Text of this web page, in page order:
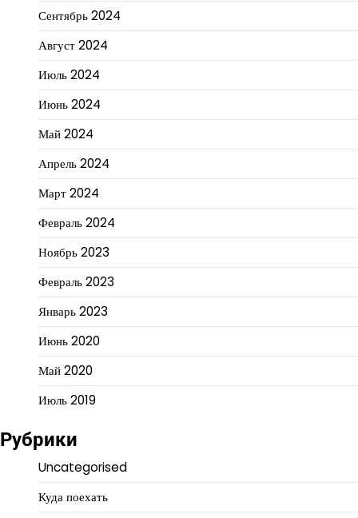
Сентябрь 2024
Август 2024
Июль 2024
Июнь 2024
Май 2024
Апрель 2024
Март 2024
Февраль 2024
Ноябрь 2023
Февраль 2023
Январь 2023
Июнь 2020
Май 2020
Июль 2019
Рубрики
Uncategorised
Куда поехать